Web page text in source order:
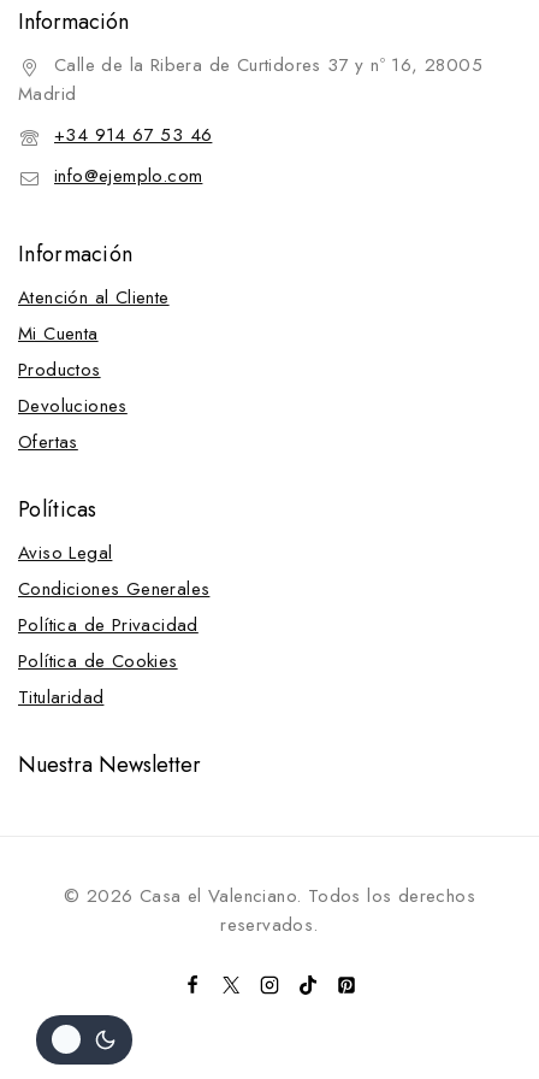
Espuelas inglesas
Espuelas vaqueras
Espuelas western
Espuelines
Esquiladoras
Establo
Bebederos y Repuestos
Carretillas
Cazos medidores
Comederos
Heneras
Palas, Rastrillos y Recogedores
Redes para paja
Verjas, Puertas y Cerrojos para establo
Guadarnés
Porta Arneses
Cascos
Colgadores
Cabezadas y Riendas
Soportes para sillas
Información
Calle de la Ribera de Curtidores 37 y nº 16, 28005
Madrid
+34 914 67 53 46
info@ejemplo.com
Información
Atención al Cliente
Mi Cuenta
Productos
Devoluciones
Ofertas
Políticas
Aviso Legal
Condiciones Generales
Política de Privacidad
Política de Cookies
Titularidad
Nuestra Newsletter
© 2026 Casa el Valenciano. Todos los derechos
reservados.